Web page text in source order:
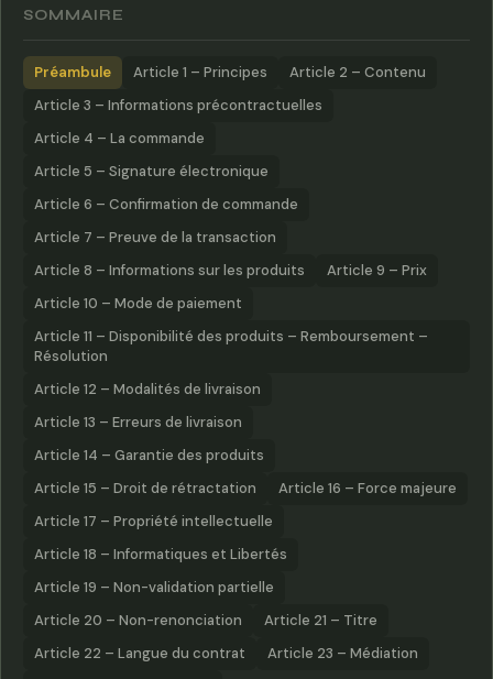
SOMMAIRE
Préambule Article 1 – Principes
Article 2 – Contenu
Article 3 – Informations précontractuelles
Article 4 – La commande
Article 5 – Signature électronique
Article 6 – Confirmation de commande
Article 7 – Preuve de la transaction
Article 8 – Informations sur les produits
Article 9 – Prix
Article 10 – Mode de paiement
Article 11 – Disponibilité des produits – Remboursement –
Résolution
Article 12 – Modalités de livraison
Article 13 – Erreurs de livraison
Article 14 – Garantie des produits
Article 15 – Droit de rétractation
Article 16 – Force majeure
Article 17 – Propriété intellectuelle
Article 18 – Informatiques et Libertés
Article 19 – Non-validation partielle
Article 20 – Non-renonciation
Article 21 – Titre
Article 22 – Langue du contrat
Article 23 – Médiation